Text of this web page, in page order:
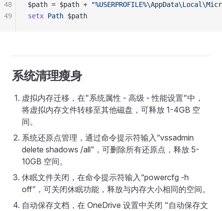
$path = $path +
setx Path $path
48
49
系统清理瘦身
虚拟内存迁移，在"系统属性 - 高级 - 性能设置"中，
将虚拟内存文件转移至其他磁盘，可释放 1-4GB 空
间。
系统还原点管理，通过命令提示符输入“vssadmin
delete shadows /all”，可删除所有还原点，释放 5-
10GB 空间。
休眠文件关闭，在命令提示符输入“powercfg -h
off”，可关闭休眠功能，释放与内存大小相同的空间。
自动保存文档，在 OneDrive 设置中关闭 "自动保存文